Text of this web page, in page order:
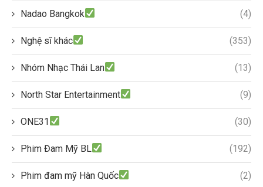
Nadao Bangkok (4)
Nghệ sĩ khác (353)
Nhóm Nhạc Thái Lan (13)
North Star Entertainment (9)
ONE31 (30)
Phim Đam Mỹ BL (192)
Phim đam mỹ Hàn Quốc (2)